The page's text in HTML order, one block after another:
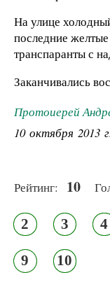
На улице
последние
транспаранты с
Заканчивались
Протоиерей
10 октября 2013
Рейтинг: 10
2 3 4
9 10